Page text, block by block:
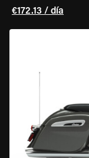
€172.13 / día